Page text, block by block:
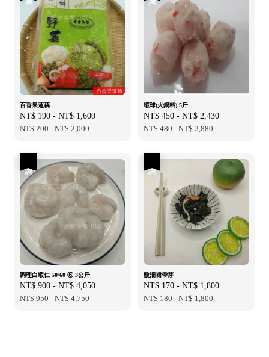
百香果蓮藕
Sale
price
NT$ 190 - NT$ 1,600
NT$ 200-NT$ 2,000
蝦球(火鍋料) 5斤
Sale
price
NT$ 450 - NT$ 2,430
NT$ 480-NT$ 2,880
調理白蝦仁 50/60 ⑥ 3公斤
Sale
price
NT$ 900 - NT$ 4,050
NT$ 950-NT$ 4,750
酸溜裙帶芽
Sale
price
NT$ 170 - NT$ 1,800
NT$ 180-NT$ 1,800